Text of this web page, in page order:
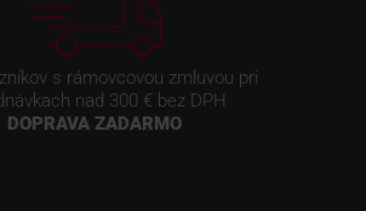
s rámovcovou zmluvou pri
nad 300 € bez DPH
DOPRAVA ZADARMO